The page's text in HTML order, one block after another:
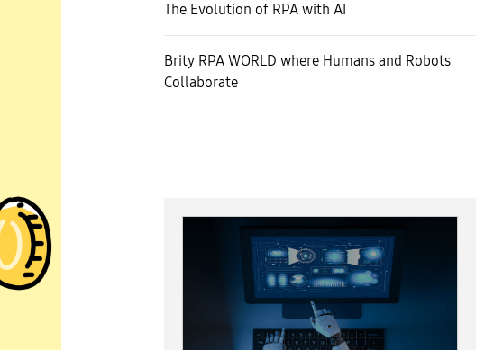
The Evolution of RPA with AI
Brity RPA WORLD where Humans and Robots
Collaborate